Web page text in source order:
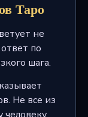
Таро
не
по
шага.
Не все из
человеку